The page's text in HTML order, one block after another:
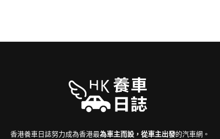
香港養車日誌努力成為香港最為車主而設，從車主出發的汽車網。